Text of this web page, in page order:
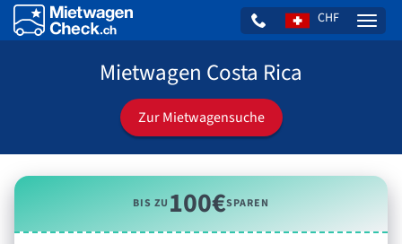
CHF
Mietwagen Costa Rica
Zur Mietwagensuche
BIS ZU100€SPAREN